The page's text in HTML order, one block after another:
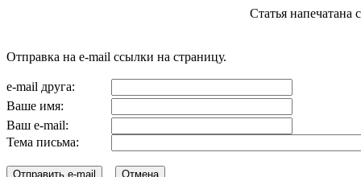
Статья напечатана
Отправка на e-mail ссылки на страницу.
e-mail друга:
Ваше имя:
Ваш e-mail:
Тема письма: